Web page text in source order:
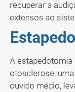
recuperar a
extensos ao
A estapedotomia
otosclerose,
ouvido médio,